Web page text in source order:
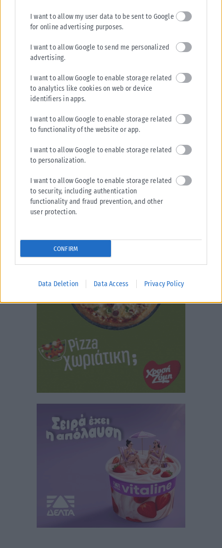
I want to allow my user data to be sent to Google
for online advertising purposes.
I want to allow Google to send me personalized
advertising.
I want to allow Google to enable storage related
to analytics like cookies on web or device
identifiers in apps.
I want to allow Google to enable storage related
to functionality of the website or app.
I want to allow Google to enable storage related
to personalization.
I want to allow Google to enable storage related
to security, including authentication
functionality and fraud prevention, and other
user protection.
CONFIRM
Data Deletion Data Access Privacy Policy
ΑΝΑΡΤΉΘΗΚΕ ΑΠΌKARFITSANEWS 07/08/2026